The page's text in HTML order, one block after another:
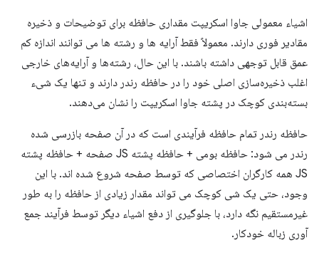
اشیاء معمولی جاوا اسکریپت مقداری حافظه برای توضیحات و ذخیره
مقادیر فوری دارند. معمولاً فقط آرایه ها و رشته ها می توانند اندازه کم
عمق قابل توجهی داشته باشند. با این حال، رشته‌ها و آرایه‌های خارجی
اغلب ذخیره‌سازی اصلی خود را در حافظه رندر دارند و تنها یک شیء
بسته‌بندی کوچک در پشته جاوا اسکریپت را نشان می‌دهند.
حافظه رندر تمام حافظه فرآیندی است که در آن صفحه بازرسی شده
رندر می شود: حافظه بومی + حافظه پشته JS صفحه + حافظه پشته
JS همه کارگران اختصاصی که توسط صفحه شروع شده اند. با این
وجود، حتی یک شی کوچک می تواند مقدار زیادی از حافظه را به طور
غیرمستقیم نگه دارد، با جلوگیری از دفع اشیاء دیگر توسط فرآیند جمع
آوری زباله خودکار.